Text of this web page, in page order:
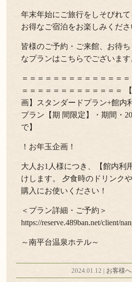
年末年始にご旅行をしそびれ
お得なご宿泊をお楽しみくださ
皆様のご予約・ご来館、お待
なプランはこちらでございます
＝＝＝＝＝＝＝＝＝＝＝＝＝
＝＝＝＝＝＝＝＝＝＝＝＝＝
画】スタンダードプラン+館内
プラン【期 間限定】・期間・
で】
！お年玉企画！
大人お1人様につき、【館内利
けします。 夕食時のドリンク
購入にお使いください！
＜プラン詳細・ご予約＞
https://reserve.489ban.net/client/
～南平台温泉ホテル～
2024.01.12 | お客様へ